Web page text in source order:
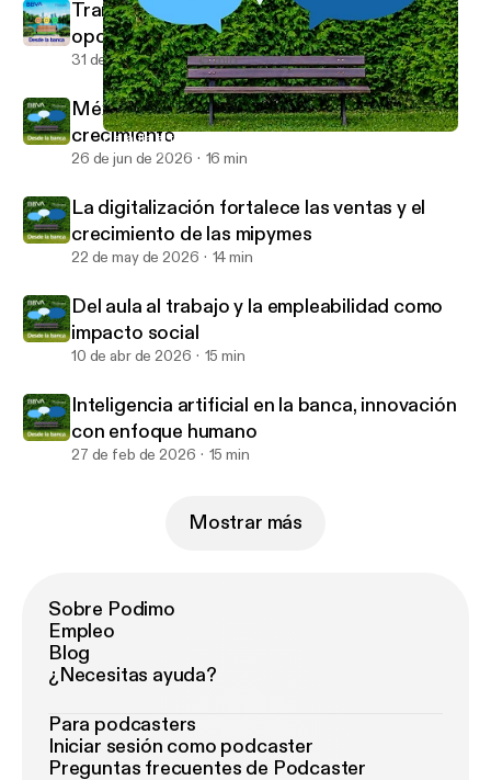
Del aula al trabajo y la empleabilidad como impacto social
BBVA Desde la banca
Transforma el riesgo crediticio en
oportunidades financieras
31 de jul de 2026 15 min
México, tierra fértil para empresas de alto
crecimiento
26 de jun de 2026 16 min
La digitalización fortalece las ventas y el
crecimiento de las mipymes
22 de may de 2026 14 min
Del aula al trabajo y la empleabilidad como
impacto social
10 de abr de 2026 15 min
Inteligencia artificial en la banca, innovación
con enfoque humano
27 de feb de 2026 15 min
Mostrar más
Sobre Podimo
Empleo
Blog
¿Necesitas ayuda?
Para podcasters
Iniciar sesión como podcaster
Preguntas frecuentes de Podcaster